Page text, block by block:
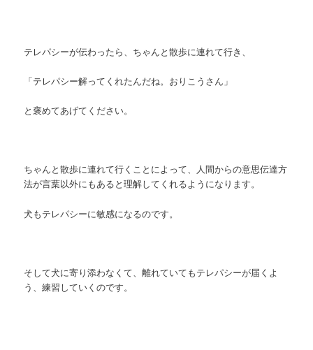
テレパシーが伝わったら、ちゃんと散歩に連れて行き、
「テレパシー解ってくれたんだね。おりこうさん」
と褒めてあげてください。
ちゃんと散歩に連れて行くことによって、人間からの意思伝達方
法が言葉以外にもあると理解してくれるようになります。
犬もテレパシーに敏感になるのです。
そして犬に寄り添わなくて、離れていてもテレパシーが届くよ
う、練習していくのです。